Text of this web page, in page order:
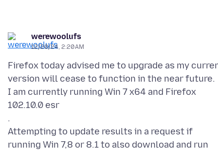
werewoolufs
12/20/24, 2:20 AM
Firefox today advised me to upgrade as my
version will cease to function in the near future.
I am currently running Win 7 x64 and Firefox
102.10.0 esr
.
Attempting to update results in a request if
running Win 7,8 or 8.1 to also download and run